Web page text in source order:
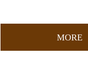
MORE